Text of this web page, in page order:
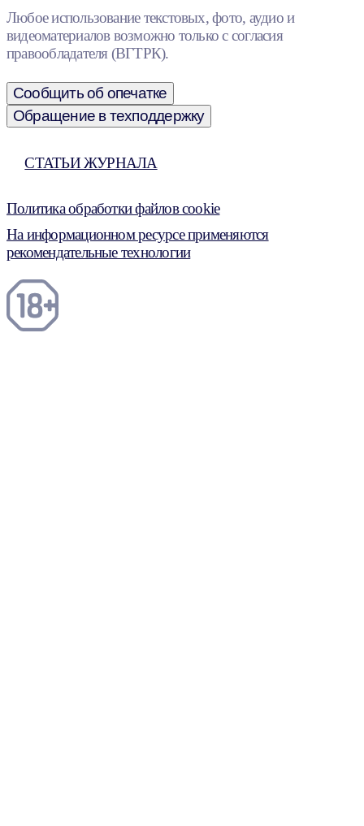
Любое использование текстовых, фото, аудио и
видеоматериалов возможно только с согласия
правообладателя (ВГТРК).
Сообщить об опечатке
Обращение в техподдержку
СТАТЬИ ЖУРНАЛА
Политика обработки файлов cookie
На информационном ресурсе применяются
рекомендательные технологии